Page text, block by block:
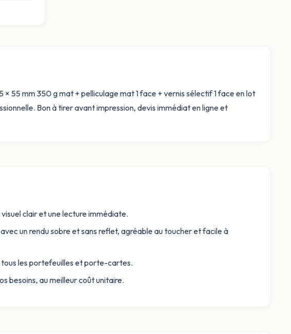
55 mm 350 g mat + pelliculage mat 1 face + vernis sélectif 1 face en lot
Bon à tirer avant impression, devis immédiat en ligne et
clair et une lecture immédiate.
un rendu sobre et sans reflet, agréable au toucher et facile à
tous les portefeuilles et porte-cartes.
besoins, au meilleur coût unitaire.